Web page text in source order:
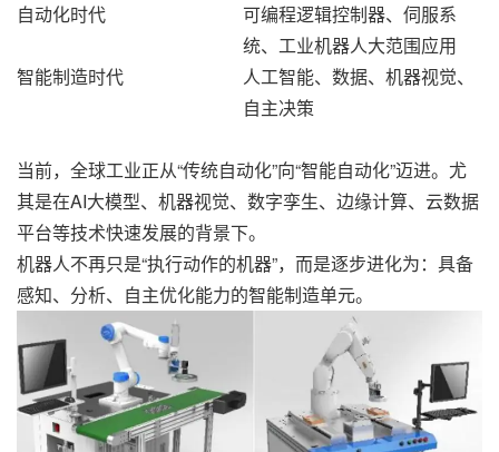
自动化时代
可编程逻辑控制器、伺服系
统、工业机器人大范围应用
智能制造时代
人工智能、数据、机器视觉、
自主决策
当前，全球工业正从“传统自动化”向“智能自动化”迈进。尤
其是在AI大模型、机器视觉、数字孪生、边缘计算、云数据
平台等技术快速发展的背景下。
机器人不再只是“执行动作的机器”，而是逐步进化为：具备
感知、分析、自主优化能力的智能制造单元。